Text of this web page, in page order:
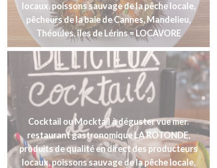
locaux, poissons sauvage de la pêche locale,
pêcheurs de la baie de Cannes, Mandelieu,
Théoules, îles de Lérins = LOCAVORE
Cocktail ou Mocktail à déguster vue mer.
restaurant gastronomique LA ROTONDE,
produits de qualité en direct des producteurs
locaux, poissons sauvage de la pêche locale,